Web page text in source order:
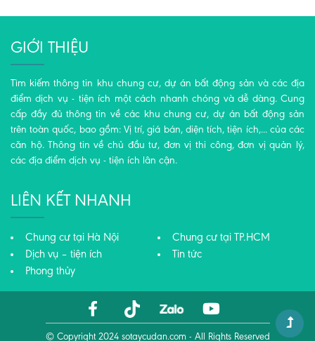
GIỚI THIỆU
Tìm kiếm thông tin khu chung cư, dự án bất động sản và các địa
điểm dịch vụ - tiện ích một cách nhanh chóng và dễ dàng. Cung
cấp đầy đủ thông tin về các khu chung cư, dự án bất động sản
trên toàn quốc, bao gồm: Vị trí, giá bán, diện tích, tiện ích,... của các
căn hộ. Thông tin về chủ đầu tư, đơn vị thi công, đơn vị quản lý,
các địa điểm dịch vụ - tiện ích lân cận.
LIÊN KẾT NHANH
Chung cư tại Hà Nội
Chung cư tại TP.HCM
Dịch vụ – tiện ích
Tin tức
Phong thủy
© Copyright 2024 sotaycudan.com- All Rights Reserved